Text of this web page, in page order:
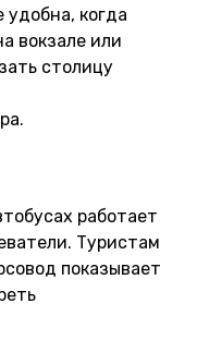
удобна, когда
вокзале или
столицу
работает
Туристам
показывает